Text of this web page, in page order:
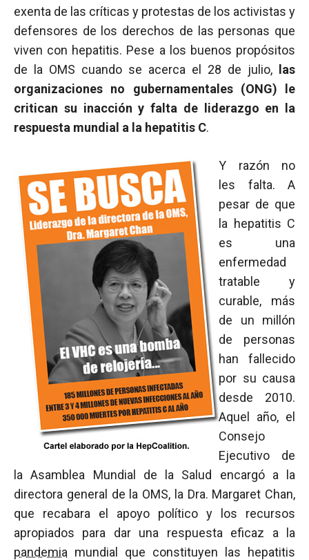
exenta de las críticas y protestas de los activistas y
defensores de los derechos de las personas que
viven con hepatitis. Pese a los buenos propósitos
de la OMS cuando se acerca el 28 de julio,
las
organizaciones no gubernamentales (ONG) le
critican su inacción y falta de liderazgo en la
respuesta mundial a la hepatitis C.
Y razón no
les falta. A
pesar de que
la hepatitis C
es una
enfermedad
tratable y
curable, más
de un millón
de personas
han fallecido
por su causa
desde 2010.
Aquel año, el
Consejo
Ejecutivo de
la Asamblea Mundial de la Salud encargó a la
directora general de la OMS, la Dra. Margaret Chan,
que recabara el apoyo político y los recursos
apropiados para dar una respuesta eficaz a la
pandemia mundial que constituyen las hepatitis